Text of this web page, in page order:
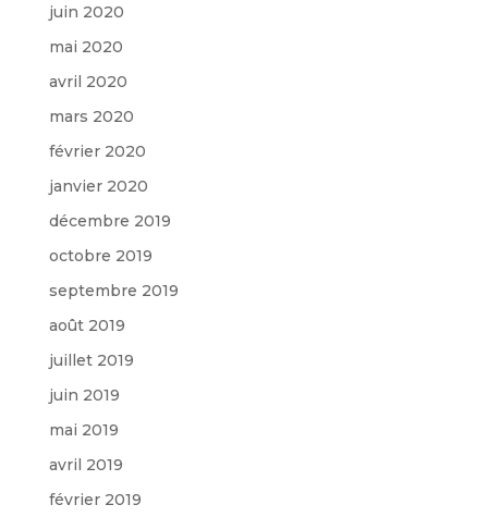
juin 2020
mai 2020
avril 2020
mars 2020
février 2020
janvier 2020
décembre 2019
octobre 2019
septembre 2019
août 2019
juillet 2019
juin 2019
mai 2019
avril 2019
février 2019